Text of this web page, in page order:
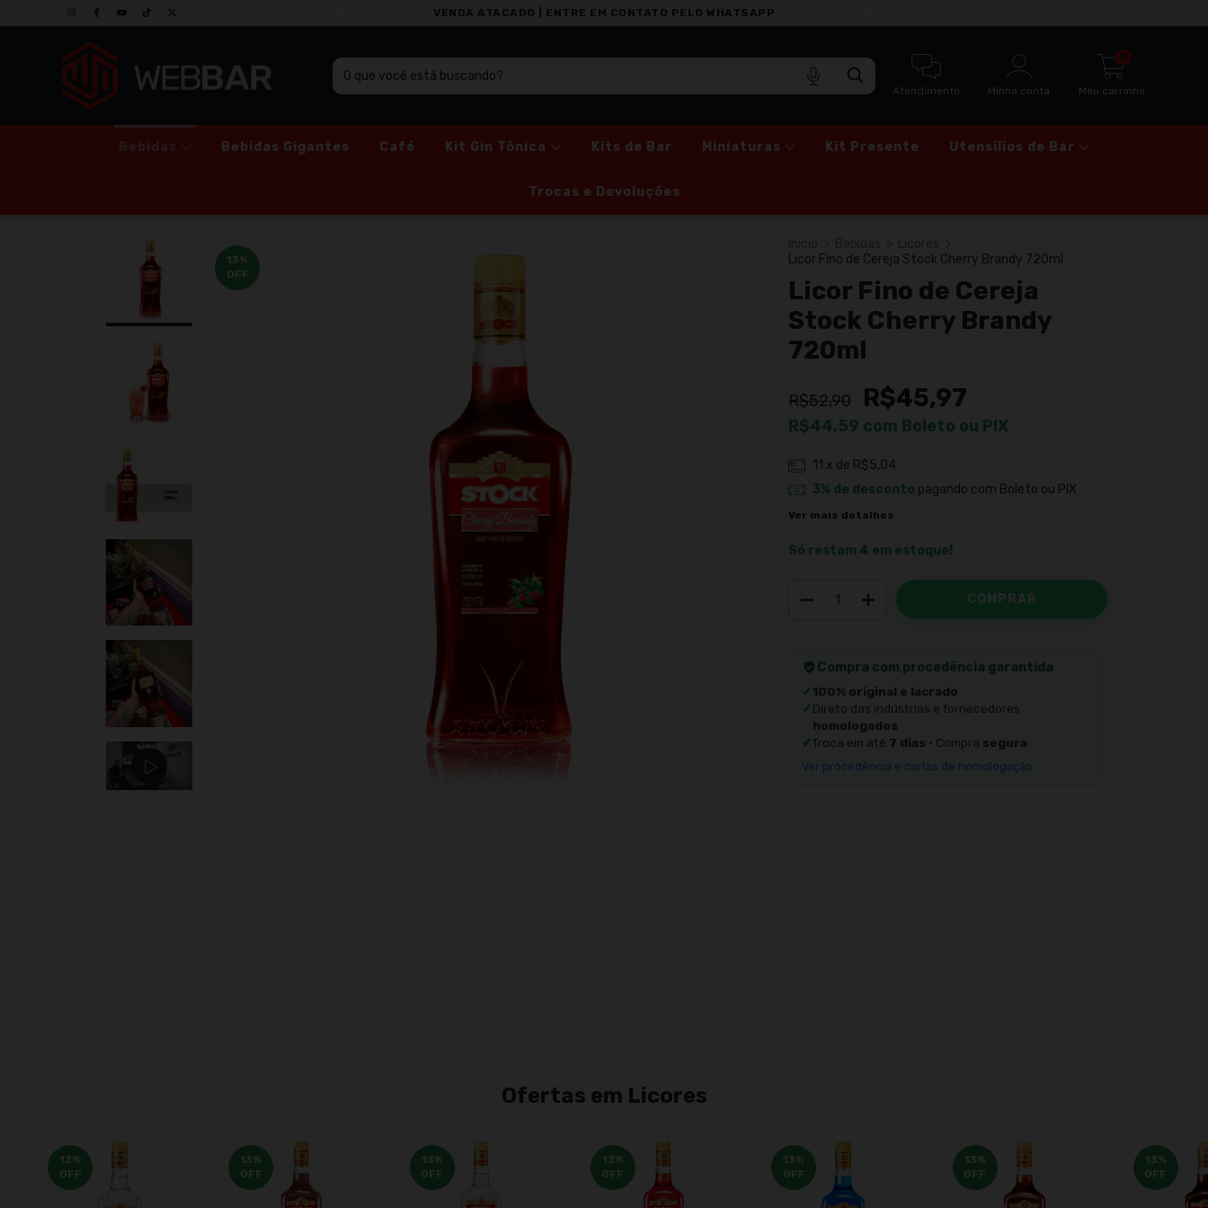
GRUPO DE PROMOÇÕES NO WHATSAPP VENDA ATACADO | ENTRE EM CONTATO PELO WHATSAPP
Atendimento Minha conta Meu carrinho
0
Bebidas Gigantes Café Kit Gin Tônica Kits de Bar Miniaturas Kit Presente Utensílios de Bar
Trocas e Devoluções
13%
OFF
Licor Fino de Cereja Stock Cherry Brandy 720ml
Licor Fino de Cereja
Stock Cherry Brandy
720ml
R$52,90 R$45,97
R$44,59 com Boleto ou PIX
11 x de R$5,04
3% de desconto pagando com Boleto ou PIX
Ver mais detalhes
Só restam 4 em estoque!
Compra com procedência garantida
✓100% original e lacrado
✓ Direto das indústrias e fornecedores
homologados
✓Troca em até 7 dias · Compra segura
Ver procedência e cartas de homologação
Ofertas em Licores
13%
OFF
13%
OFF
13%
OFF
13%
OFF
13%
OFF
13%
OFF
13%
OFF